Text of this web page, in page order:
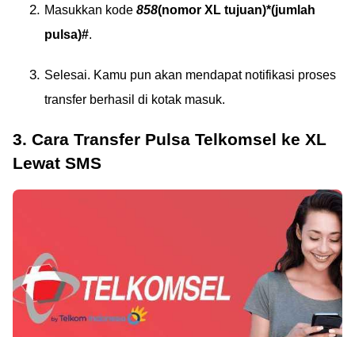
Masukkan kode 858(nomor XL tujuan)*(jumlah
pulsa)#.
Selesai. Kamu pun akan mendapat notifikasi proses
transfer berhasil di kotak masuk.
3. Cara Transfer Pulsa Telkomsel ke XL
Lewat SMS